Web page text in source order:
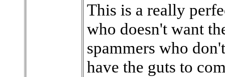
This is a really
who doesn't want
spammers who
have the guts to